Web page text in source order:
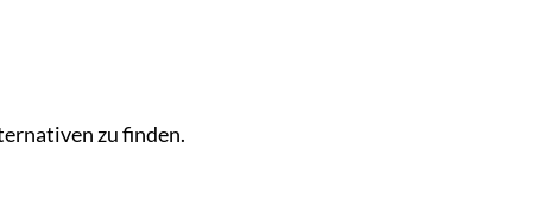
zu finden.